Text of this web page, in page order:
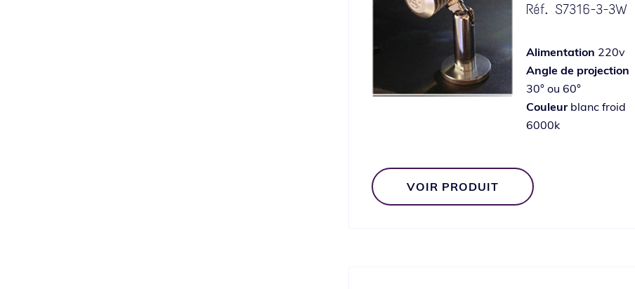
Réf. S7316-3-3W
Alimentation 220v
Angle de projection
30° ou 60°
Couleurblanc froid
6000k
VOIR PRODUIT